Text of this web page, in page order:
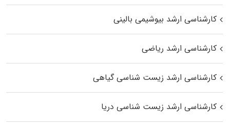
کارشناسی ارشد بیوشیمی بالینی
کارشناسی ارشد ریاضی
کارشناسی ارشد زیست‌ شناسی گیاهی
کارشناسی ارشد زیست‌ شناسی دریا